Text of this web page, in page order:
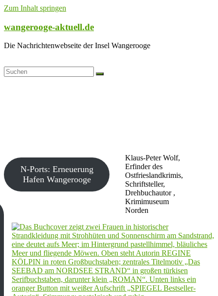
Zum Inhalt springen
wangerooge-aktuell.de
Die Nachrichtenwebseite der Insel Wangerooge
Klaus-Peter Wolf,
Erfinder des
Ostfrieslandkrimis,
Schriftsteller,
Drehbuchautor ,
Krimimuseum
Norden
N-Ports: Erneuerung
Hafen Wangerooge